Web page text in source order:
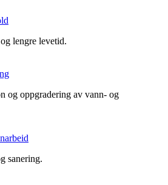
lengre levetid.
og oppgradering av vann- og
sanering.